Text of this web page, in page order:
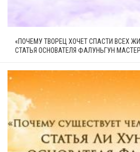
«ПОЧЕМУ ТВОРЕЦ ХОЧЕТ СПАСТИ ВСЕХ
СТАТЬЯ ОСНОВАТЕЛЯ ФАЛУНЬГУН